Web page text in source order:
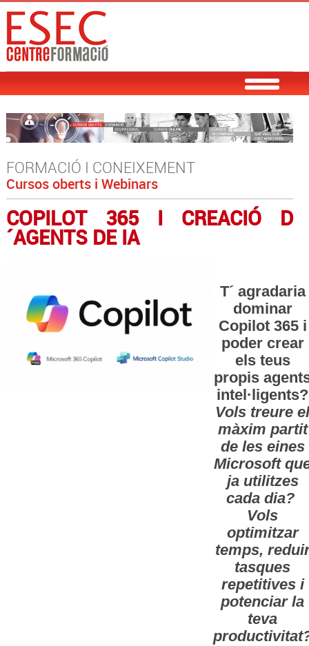
FORMACIÓ I CONEIXEMENT
Cursos oberts i Webinars
COPILOT 365 I CREACIÓ D
´AGENTS DE IA
T´ agradaria
dominar
Copilot 365 i
poder crear
els teus
propis
intel·ligents?
Vols treure el
màxim partit
de les eines
Microsoft
ja utilitzes
cada dia?
Vols
optimitzar
temps,
tasques
repetitives i
potenciar la
teva